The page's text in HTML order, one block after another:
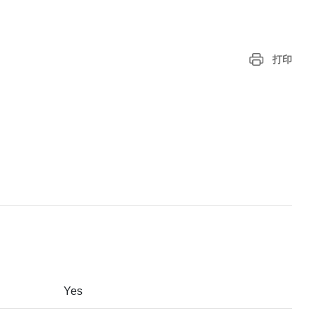
打印
Yes